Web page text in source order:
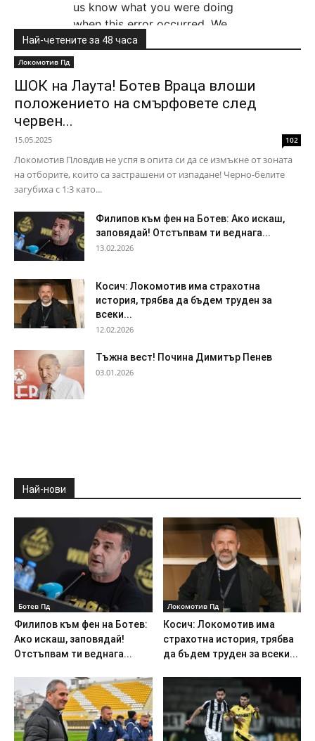
Най-четените за 48 часа
Локомотив Пд
ШОК на Лаута! Ботев Враца влоши
положението на смърфовете след
червен...
15.05.2025 102
Локомотив Пловдив не успя в опита си да се измъкне от зоната
на отборите, които са застрашени от изпадане! Черно-белите
загубиха с 1:3 като...
Филипов към фен на Ботев: Ако искаш,
заповядай! Отстъпвам ти веднага...
13.02.2026
Косич: Локомотив има страхотна
история, трябва да бъдем труден за
всеки...
12.02.2026
Тъжна вест! Почина Димитър Пенев
03.01.2026
Най-нови
Ботев Пд
Филипов към фен на Ботев:
Ако искаш, заповядай!
Отстъпвам ти веднага...
Локомотив Пд
Косич: Локомотив има
страхотна история, трябва
да бъдем труден за всеки...